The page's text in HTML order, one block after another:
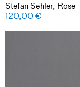
Stefan Sehler, Rose
120,00€